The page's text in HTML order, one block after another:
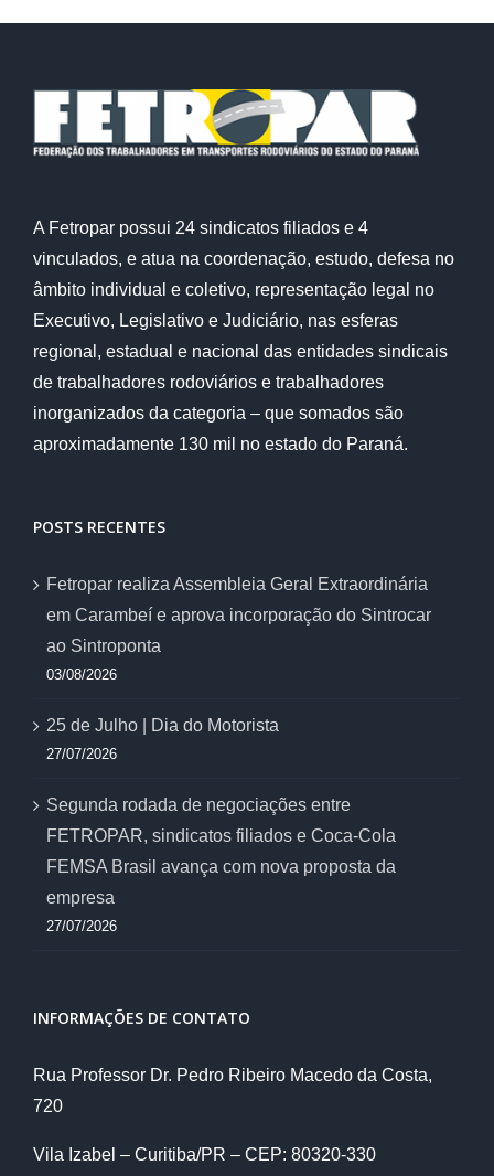
A Fetropar possui 24 sindicatos filiados e 4
vinculados, e atua na coordenação, estudo, defesa no
âmbito individual e coletivo, representação legal no
Executivo, Legislativo e Judiciário, nas esferas
regional, estadual e nacional das entidades sindicais
de trabalhadores rodoviários e trabalhadores
inorganizados da categoria – que somados são
aproximadamente 130 mil no estado do Paraná.
POSTS RECENTES
Fetropar realiza Assembleia Geral Extraordinária
em Carambeí e aprova incorporação do Sintrocar
ao Sintroponta
03/08/2026
25 de Julho | Dia do Motorista
27/07/2026
Segunda rodada de negociações entre
FETROPAR, sindicatos filiados e Coca-Cola
FEMSA Brasil avança com nova proposta da
empresa
27/07/2026
INFORMAÇÕES DE CONTATO
Rua Professor Dr. Pedro Ribeiro Macedo da Costa,
720
Vila Izabel – Curitiba/PR – CEP: 80320-330